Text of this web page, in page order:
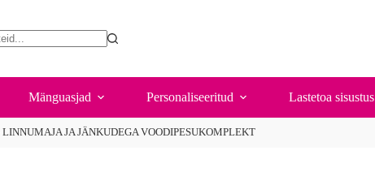
Mänguasjad Personaliseeritud Lastetoa sisustus
LINNUMAJA JA JÄNKUDEGA VOODIPESUKOMPLEKT